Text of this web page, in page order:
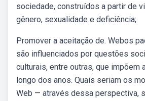
sociedade, construídos a partir de
gênero, sexualidade e deficiência;
Promover a aceitação de. Webos
são influenciados por questões
culturais, entre outras, que impõem
longo dos anos. Quais seriam os
Web — através dessa perspectiva,